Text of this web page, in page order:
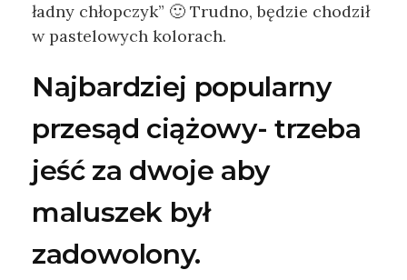
ładny chłopczyk” 🙂 Trudno, będzie chodził
w pastelowych kolorach.
Najbardziej popularny
przesąd ciążowy- trzeba
jeść za dwoje aby
maluszek był
zadowolony.